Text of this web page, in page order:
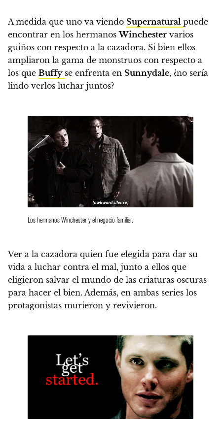
A medida que uno va viendo Supernatural puede
encontrar en los hermanosWinchester varios
guiños con respecto a la cazadora. Si bien ellos
ampliaron la gama de monstruos con respecto a
los que Buffy se enfrenta en Sunnydale, ¿no sería
lindo verlos luchar juntos?
Los hermanos Winchester y el negocio familiar.
Ver a la cazadora quien fue elegida para dar su
vida a luchar contra el mal, junto a ellos que
eligieron salvar el mundo de las criaturas oscuras
para hacer el bien. Además, en ambas series los
protagonistas murieron y revivieron.